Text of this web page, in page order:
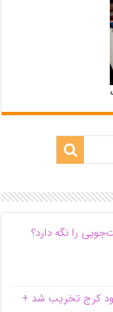
را نگه دارد؟
کرج تخریب شد +